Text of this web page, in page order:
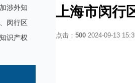
知识产
涉外知
闵行区
谈交流
识产权
上海市闵行
点击： 500 2024-09-13